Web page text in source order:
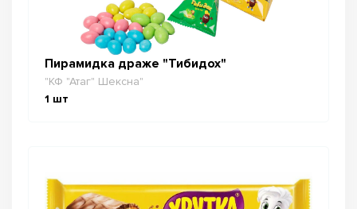
Пирамидка драже "Тибидох"
"КФ "Атаг" Шексна"
1 шт